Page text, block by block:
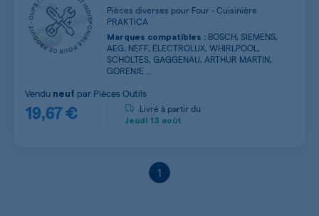
Pièces diverses pour Four - Cuisinière
PRAKTICA
Marques compatibles : BOSCH, SIEMENS,
AEG, NEFF, ELECTROLUX, WHIRLPOOL,
SCHOLTES, GAGGENAU, ARTHUR MARTIN,
GORENJE ...
19,67 €
Vendu neuf par Pièces Outils
Livré à partir du
Jeudi 13 août
1